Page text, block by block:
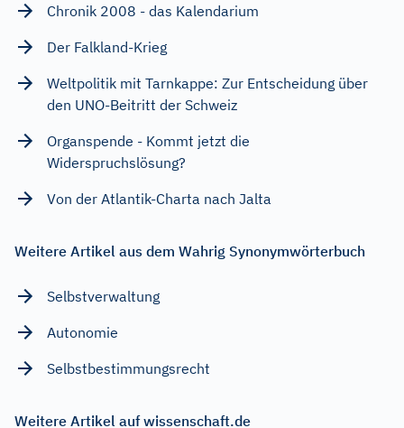
Chronik 2008 - das Kalendarium
Der Falkland-Krieg
Weltpolitik mit Tarnkappe: Zur Entscheidung über
den UNO-Beitritt der Schweiz
Organspende - Kommt jetzt die
Widerspruchslösung?
Von der Atlantik-Charta nach Jalta
Weitere Artikel aus dem Wahrig Synonymwörterbuch
Selbstverwaltung
Autonomie
Selbstbestimmungsrecht
Weitere Artikel auf wissenschaft.de